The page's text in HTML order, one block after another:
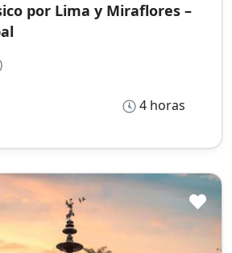
por Lima y Miraflores –
4 horas